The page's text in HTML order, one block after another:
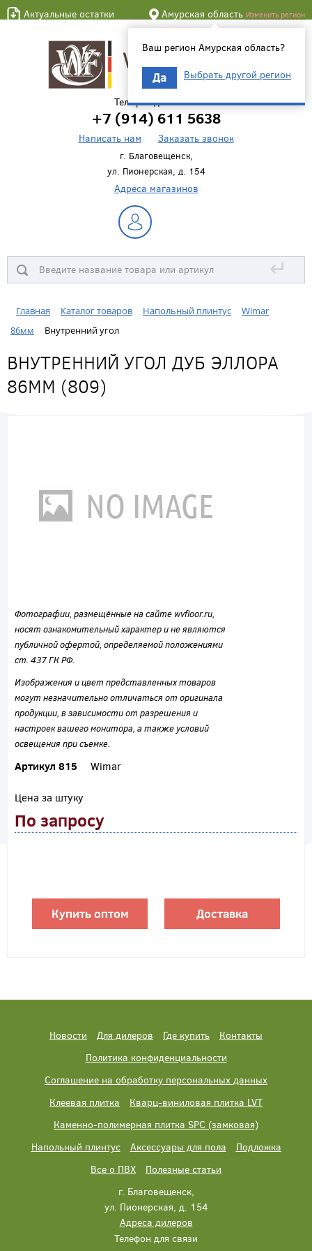
Актуальные остатки Амурская область Изменить регион
Ваш регион Амурская область?
Да Выбрать другой регион
Телефон для связи
+7 (914) 611 5638
Написать нам Заказать звонок
г. Благовещенск,
ул. Пионерская, д. 154
Адреса магазинов
↵
Главная Каталог товаров Напольный плинтус
Wimar
86мм
Внутренний угол
ВНУТРЕННИЙ УГОЛ ДУБ ЭЛЛОРА
86ММ (809)
Фотографии, размещённые на сайте wvfloor.ru,
носят ознакомительный характер и не являются
публичной офертой, определяемой положениями
ст. 437 ГК РФ.
Изображения и цвет представленных товаров
могут незначительно отличаться от оригинала
продукции, в зависимости от разрешения и
настроек вашего монитора, а также условий
освещения при съемке.
Артикул 815 Wimar
Цена за штуку
По запросу
Купить оптом Доставка
Новости Для дилеров Где купить
Контакты
Политика конфиденциальности
Соглашение на обработку персональных данных
Клеевая плитка
Кварц-виниловая плитка LVT
Каменно-полимерная плитка SPC (замковая)
Напольный плинтус
Аксессуары для пола
Подложка
Все о ПВХ
Полезные статьи
г. Благовещенск,
ул. Пионерская, д. 154
Адреса дилеров
Телефон для связи